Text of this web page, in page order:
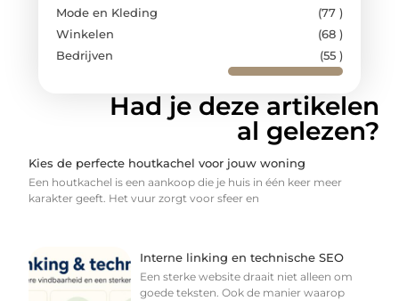
Mode en Kleding
(77 )
Winkelen
(68 )
Bedrijven
(55 )
Had je deze artikelen
al gelezen?
Kies de perfecte houtkachel voor jouw woning
Een houtkachel is een aankoop die je huis in één keer meer
karakter geeft. Het vuur zorgt voor sfeer en
Interne linking en technische SEO
Een sterke website draait niet alleen om
goede teksten. Ook de manier waarop